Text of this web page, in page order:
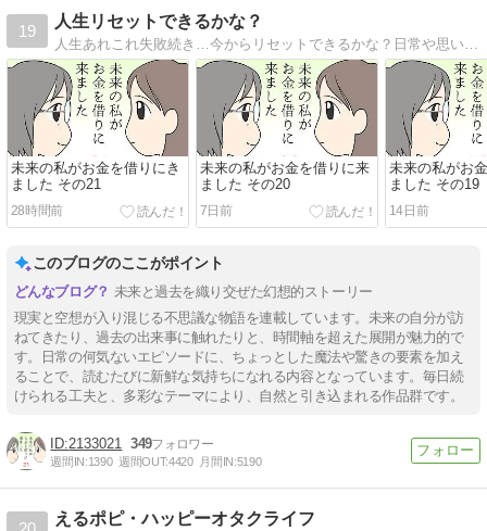
19
人生リセットできるかな？
人生あれこれ失敗続き…今からリセットできるかな？日常や思い出、創作、パロディ…その他もろもろ何でもありのマンガブログです。
未来の私がお金を借りにき
ました その21
28時間前
未来の私がお金を借りに来
ました その20
7日前
未来の私がお
ました その19
14日前
このブログのここがポイント
未来と過去を織り交ぜた幻想的ストーリー
現実と空想が入り混じる不思議な物語を連載しています。未来の自分が訪
ねてきたり、過去の出来事に触れたりと、時間軸を超えた展開が魅力的で
す。日常の何気ないエピソードに、ちょっとした魔法や驚きの要素を加え
ることで、読むたびに新鮮な気持ちになれる内容となっています。毎日続
けられる工夫と、多彩なテーマにより、自然と引き込まれる作品群です。
2133021 349
週間IN:1390 週間OUT:4420 月間IN:5190
えるポピ・ハッピーオタクライフ